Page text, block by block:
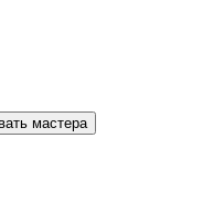
мастера